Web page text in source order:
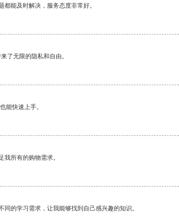
能及时解决，服务态度非常好。
了无限的隐私和自由。
能快速上手。
所有的购物需求。
的学习需求，让我能够找到自己感兴趣的知识。